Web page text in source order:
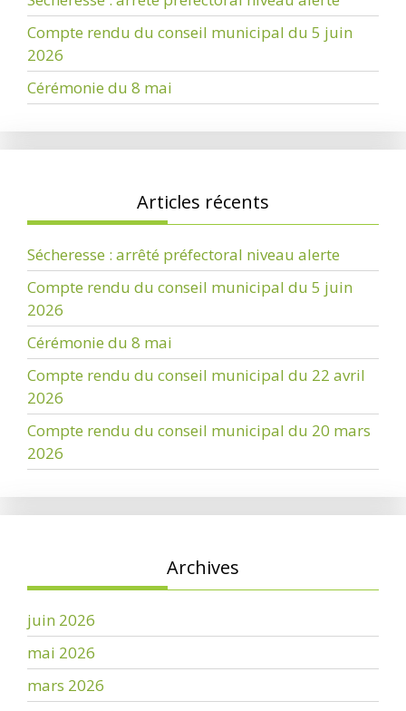
Compte rendu du conseil municipal du 5 juin
2026
Cérémonie du 8 mai
Articles récents
Sécheresse : arrêté préfectoral niveau alerte
Compte rendu du conseil municipal du 5 juin
2026
Cérémonie du 8 mai
Compte rendu du conseil municipal du 22 avril
2026
Compte rendu du conseil municipal du 20 mars
2026
Archives
juin 2026
mai 2026
mars 2026